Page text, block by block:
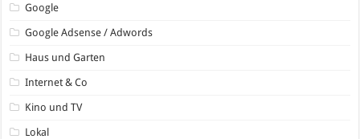
Google
Google Adsense / Adwords
Haus und Garten
Internet & Co
Kino und TV
Lokal